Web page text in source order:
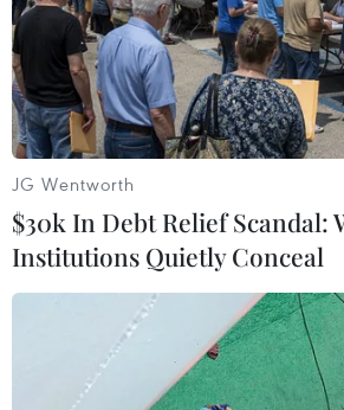
Tàu hỏa bị trật đường ray
30 thương vong
JG Wentworth
$30k In Debt Relief Scandal:
Institutions Quietly Conceal